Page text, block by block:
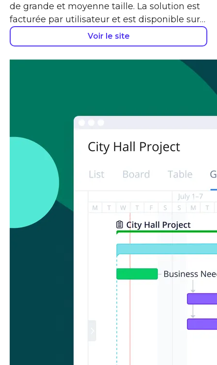
de grande et moyenne taille. La solution est
facturée par utilisateur et est disponible sur…
Voir le site